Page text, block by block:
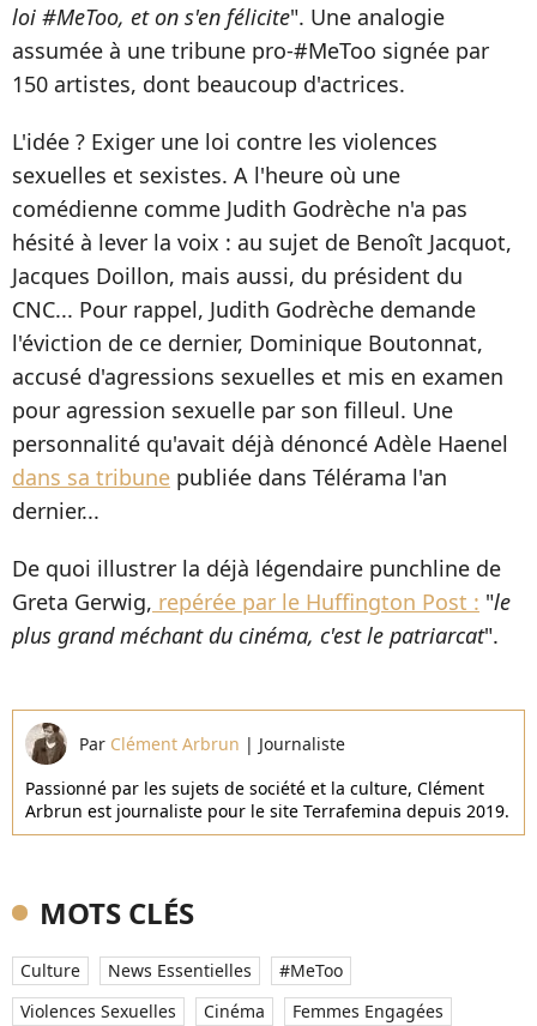
loi #MeToo, et on s'en félicite". Une analogie
assumée à une tribune pro-#MeToo signée par
150 artistes, dont beaucoup d'actrices.
L'idée ? Exiger une loi contre les violences
sexuelles et sexistes. A l'heure où une
comédienne comme Judith Godrèche n'a pas
hésité à lever la voix : au sujet de Benoît Jacquot,
Jacques Doillon, mais aussi, du président du
CNC... Pour rappel, Judith Godrèche demande
l'éviction de ce dernier, Dominique Boutonnat,
accusé d'agressions sexuelles et mis en examen
pour agression sexuelle par son filleul. Une
personnalité qu'avait déjà dénoncé Adèle Haenel
dans sa tribune publiée dans Télérama l'an
dernier...
De quoi illustrer la déjà légendaire punchline de
Greta Gerwig, repérée par le Huffington Post : "le
plus grand méchant du cinéma, c'est le patriarcat".
Par Clément Arbrun | Journaliste
Passionné par les sujets de société et la culture, Clément
Arbrun est journaliste pour le site Terrafemina depuis 2019.
MOTS CLÉS
Culture News Essentielles
#MeToo
Violences Sexuelles
Cinéma Femmes Engagées